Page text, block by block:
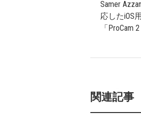
Samer
応したiOS
「ProCam
関連記事